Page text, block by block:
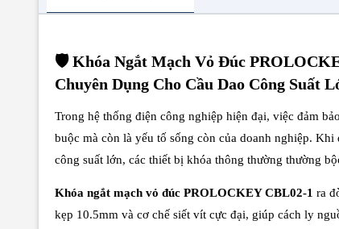
🛡️ Khóa Ngắt Mạch Vỏ Đúc
Chuyên Dụng Cho Cầu Dao Công Suất
Trong hệ thống điện công nghiệp hiện đại, việc đảm
buộc mà còn là yếu tố sống còn của doanh nghiệp. Khi
công suất lớn, các thiết bị khóa thông thường thường
Khóa ngắt mạch vỏ đúc PROLOCKEY CBL02-1 ra
kẹp 10.5mm và cơ chế siết vít cực đại, giúp cách ly